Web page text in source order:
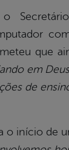
que
em
de
o início de